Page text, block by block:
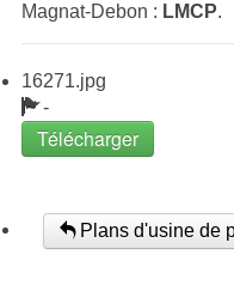
Magnat-Debon : LMCP.
16271.jpg
-
Télécharger
Plans d'usine de